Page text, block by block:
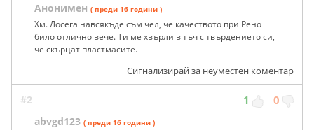
Анонимен ( преди 16 години )
Хм. Досега навсякъде съм чел, че качеството при Рено
било отлично вече. Ти ме хвърли в тъч с твърдението си,
че скърцат пластмасите.
Сигнализирай за неуместен коментар
#2 1 0
abvgd123 ( преди 16 години )